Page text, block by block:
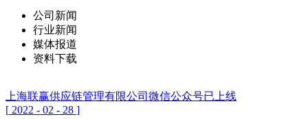
公司新闻
行业新闻
媒体报道
资料下载
上海联赢供应链管理有限公司微信公众号已上线
[ 2022 - 02 - 28 ]